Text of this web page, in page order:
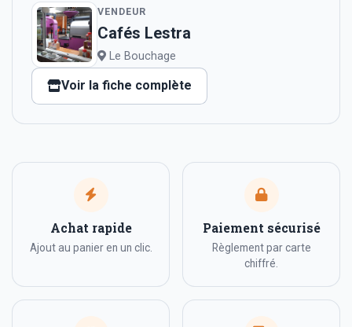
VENDEUR
Cafés Lestra
Le Bouchage
Voir la fiche complète
Achat rapide
Ajout au panier en un clic.
Paiement sécurisé
Règlement par carte
chiffré.